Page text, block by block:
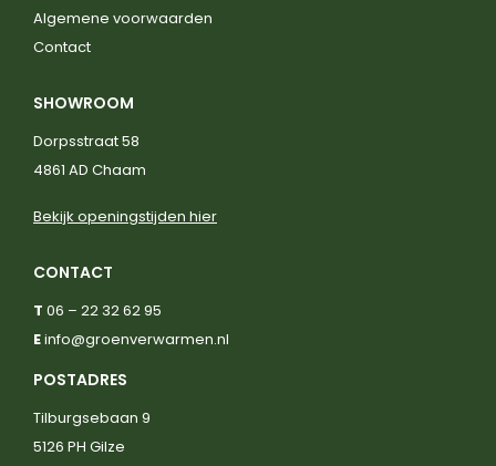
Algemene voorwaarden
Contact
SHOWROOM
Dorpsstraat 58
4861 AD Chaam
Bekijk openingstijden hier
CONTACT
T 06 – 22 32 62 95
Einfo@groenverwarmen.nl
POSTADRES
Tilburgsebaan 9
5126 PH Gilze